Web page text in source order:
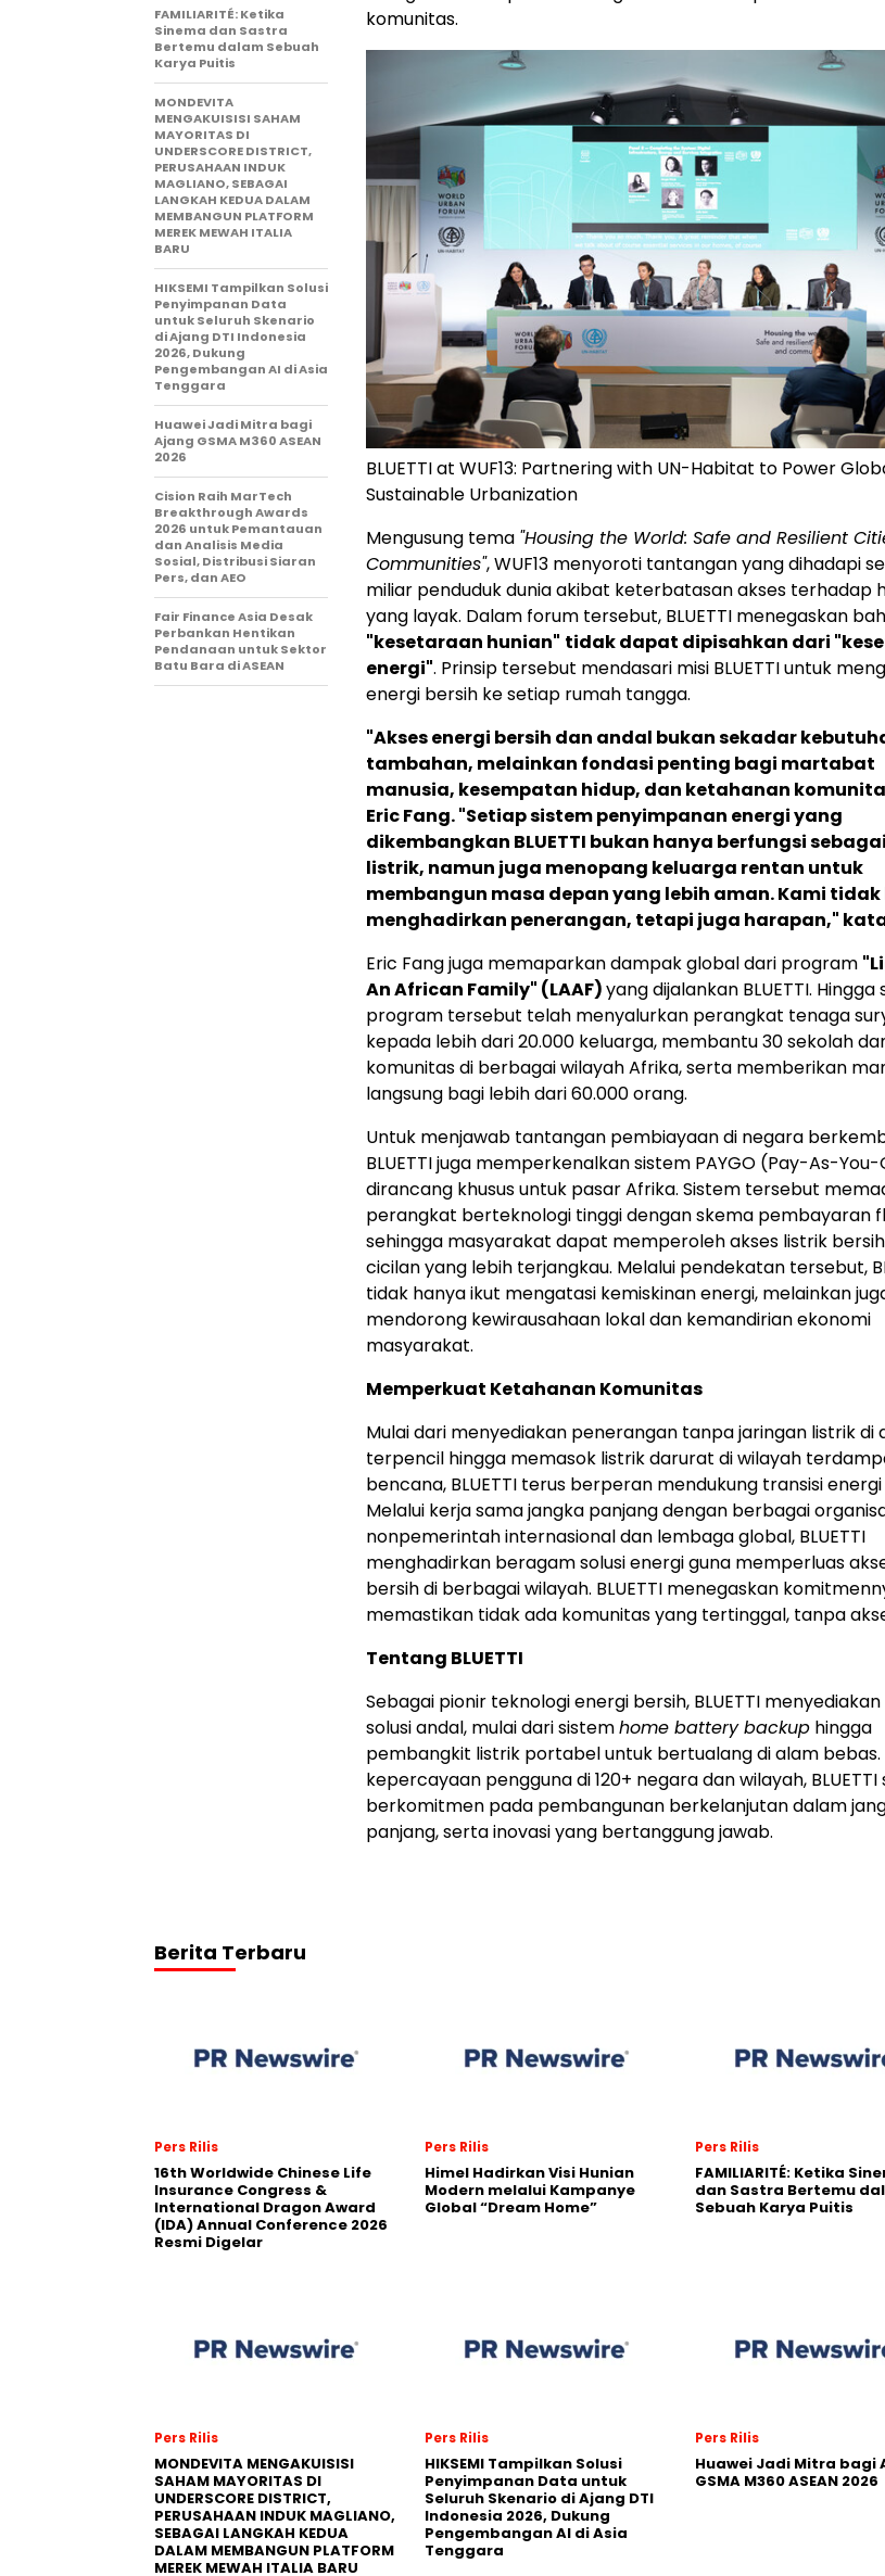
komunitas.
BLUETTI at WUF13: Partnering with UN-Habitat to Power
Sustainable Urbanization
Mengusung tema "Housing the World: Safe and Resilient
Communities", WUF13 menyoroti tantangan yang dihadapi
miliar penduduk dunia akibat keterbatasan akses terhadap
yang layak. Dalam forum tersebut, BLUETTI menegaskan
"kesetaraan hunian" tidak dapat dipisahkan dari
energi". Prinsip tersebut mendasari misi BLUETTI untuk
energi bersih ke setiap rumah tangga.
"Akses energi bersih dan andal bukan sekadar
tambahan, melainkan fondasi penting bagi martabat
manusia, kesempatan hidup, dan ketahanan
Eric Fang. "Setiap sistem penyimpanan energi yang
dikembangkan BLUETTI bukan hanya berfungsi
listrik, namun juga menopang keluarga rentan untuk
membangun masa depan yang lebih aman. Kami
menghadirkan penerangan, tetapi juga harapan,"
Eric Fang juga memaparkan dampak global dari program
An African Family" (LAAF)yang dijalankan BLUETTI. Hingga
program tersebut telah menyalurkan perangkat tenaga
kepada lebih dari 20.000 keluarga, membantu 30 sekolah
komunitas di berbagai wilayah Afrika, serta memberikan
langsung bagi lebih dari 60.000 orang.
Untuk menjawab tantangan pembiayaan di negara
BLUETTI juga memperkenalkan sistem PAYGO (Pay-As-
dirancang khusus untuk pasar Afrika. Sistem tersebut
perangkat berteknologi tinggi dengan skema pembayaran
sehingga masyarakat dapat memperoleh akses listrik
cicilan yang lebih terjangkau. Melalui pendekatan tersebut,
tidak hanya ikut mengatasi kemiskinan energi, melainkan
mendorong kewirausahaan lokal dan kemandirian ekonomi
masyarakat.
Memperkuat Ketahanan Komunitas
Mulai dari menyediakan penerangan tanpa jaringan listrik di
terpencil hingga memasok listrik darurat di wilayah
bencana, BLUETTI terus berperan mendukung transisi
Melalui kerja sama jangka panjang dengan berbagai
nonpemerintah internasional dan lembaga global, BLUETTI
menghadirkan beragam solusi energi guna memperluas
bersih di berbagai wilayah. BLUETTI menegaskan
memastikan tidak ada komunitas yang tertinggal, tanpa
Tentang BLUETTI
Sebagai pionir teknologi energi bersih, BLUETTI
solusi andal, mulai dari sistemhome battery backup hingga
pembangkit listrik portabel untuk bertualang di alam bebas.
kepercayaan pengguna di 120+ negara dan wilayah, BLUETTI
berkomitmen pada pembangunan berkelanjutan dalam
panjang, serta inovasi yang bertanggung jawab.
FAMILIARITÉ: Ketika
Sinema dan Sastra
Bertemu dalam Sebuah
Karya Puitis
MONDEVITA
MENGAKUISISI SAHAM
MAYORITAS DI
UNDERSCORE DISTRICT,
PERUSAHAAN INDUK
MAGLIANO, SEBAGAI
LANGKAH KEDUA DALAM
MEMBANGUN PLATFORM
MEREK MEWAH ITALIA
BARU
HIKSEMI Tampilkan Solusi
Penyimpanan Data
untuk Seluruh Skenario
di Ajang DTI Indonesia
2026, Dukung
Pengembangan AI di Asia
Tenggara
Huawei Jadi Mitra bagi
Ajang GSMA M360 ASEAN
2026
Cision Raih MarTech
Breakthrough Awards
2026 untuk Pemantauan
dan Analisis Media
Sosial, Distribusi Siaran
Pers, dan AEO
Fair Finance Asia Desak
Perbankan Hentikan
Pendanaan untuk Sektor
Batu Bara di ASEAN
Berita Terbaru
Pers Rilis
16th Worldwide Chinese Life
Insurance Congress &
International Dragon Award
(IDA) Annual Conference 2026
Resmi Digelar
Pers Rilis
Himel Hadirkan Visi Hunian
Modern melalui Kampanye
Global “Dream Home”
Pers Rilis
FAMILIARITÉ: Ketika
dan Sastra Bertemu
Sebuah Karya Puitis
Pers Rilis
MONDEVITA MENGAKUISISI
SAHAM MAYORITAS DI
UNDERSCORE DISTRICT,
PERUSAHAAN INDUK MAGLIANO,
SEBAGAI LANGKAH KEDUA
DALAM MEMBANGUN PLATFORM
MEREK MEWAH ITALIA BARU
Pers Rilis
HIKSEMI Tampilkan Solusi
Penyimpanan Data untuk
Seluruh Skenario di Ajang DTI
Indonesia 2026, Dukung
Pengembangan AI di Asia
Tenggara
Pers Rilis
Huawei Jadi Mitra bagi
GSMA M360 ASEAN 2026